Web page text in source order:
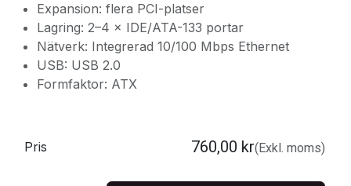
Expansion: flera PCI-platser
Lagring: 2–4 × IDE/ATA-133 portar
Nätverk: Integrerad 10/100 Mbps Ethernet
USB: USB 2.0
Formfaktor: ATX
Pris 760,00 kr(Exkl. moms)